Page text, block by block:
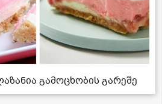
გამოცხობის გარეშე